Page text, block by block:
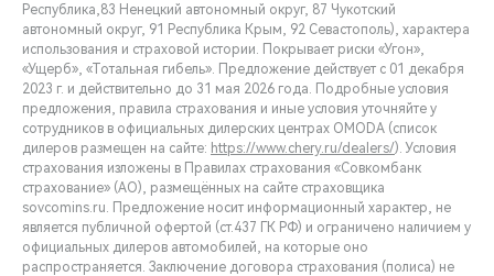
Республика,83 Ненецкий автономный округ, 87 Чукотский
автономный округ, 91 Республика Крым, 92 Севастополь), характера
использования и страховой истории. Покрывает риски «Угон»,
«Ущерб», «Тотальная гибель». Предложение действует с 01 декабря
2023 г. и действительно до 31 мая 2026 года. Подробные условия
предложения, правила страхования и иные условия уточняйте у
сотрудников в официальных дилерских центрах OMODA (список
дилеров размещен на сайте: https://www.chery.ru/dealers/). Условия
страхования изложены в Правилах страхования «Совкомбанк
страхование» (АО), размещённых на сайте страховщика
sovcomins.ru. Предложение носит информационный характер, не
является публичной офертой (ст.437 ГК РФ) и ограничено наличием у
официальных дилеров автомобилей, на которые оно
распространяется. Заключение договора страхования (полиса) не